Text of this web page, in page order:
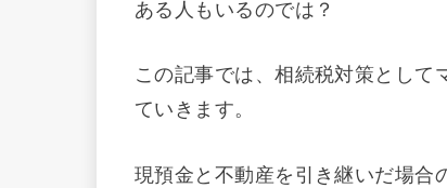
ある人もいるのでは？
この記事では、相続税対策として
ていきます。
現預金と不動産を引き継いだ場合